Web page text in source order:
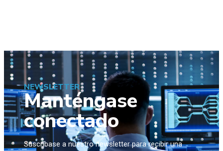
NEWSLETTER
Manténgase
conectado
Suscríbase a nuestro newsletter para recibir una